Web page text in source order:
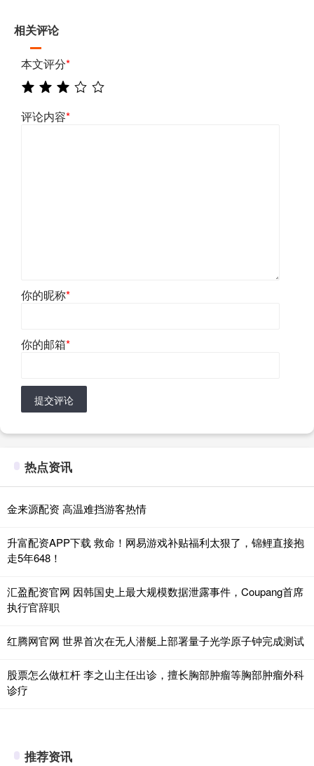
相关评论
本文评分*
评论内容*
你的昵称*
你的邮箱*
提交评论
热点资讯
金来源配资 高温难挡游客热情
升富配资APP下载 救命！网易游戏补贴福利太狠了，锦鲤直接抱
走5年648！
汇盈配资官网 因韩国史上最大规模数据泄露事件，Coupang首席
执行官辞职
红腾网官网 世界首次在无人潜艇上部署量子光学原子钟完成测试
股票怎么做杠杆 李之山主任出诊，擅长胸部肿瘤等胸部肿瘤外科
诊疗
推荐资讯